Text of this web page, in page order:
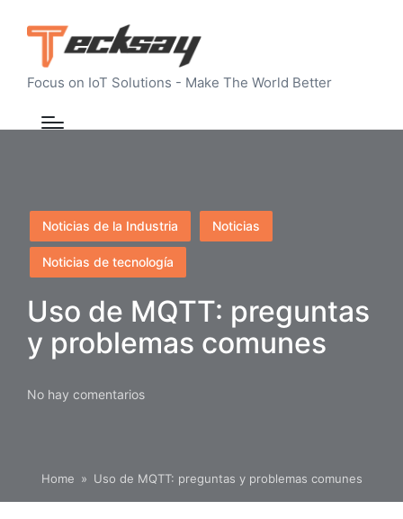
Focus on IoT Solutions - Make The World Better
Publicado
en
Noticias de la Industria Noticias
Noticias de tecnología
Uso de MQTT: preguntas
y problemas comunes
No hay comentarios
Home » Uso de MQTT: preguntas y problemas comunes